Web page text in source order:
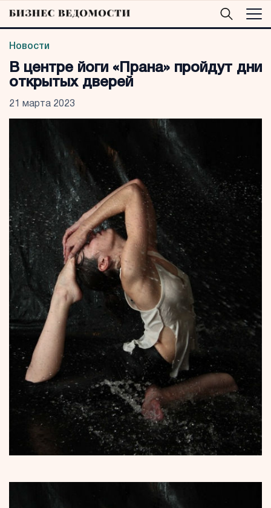
Новости
В центре йоги «Прана» пройдут дни
открытых дверей
21 марта 2023